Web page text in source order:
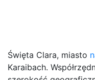
Święta Clara, miasto
Karaibach.